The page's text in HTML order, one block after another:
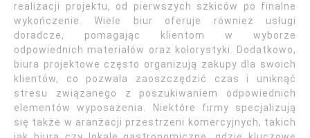
realizacji projektu, od pierwszych szkiców po finalne
wykończenie. Wiele biur oferuje również usługi
doradcze, pomagając klientom w wyborze
odpowiednich materiałów oraz kolorystyki. Dodatkowo,
biura projektowe często organizują zakupy dla swoich
klientów, co pozwala zaoszczędzić czas i uniknąć
stresu związanego z poszukiwaniem odpowiednich
elementów wyposażenia. Niektóre firmy specjalizują
się także w aranżacji przestrzeni komercyjnych, takich